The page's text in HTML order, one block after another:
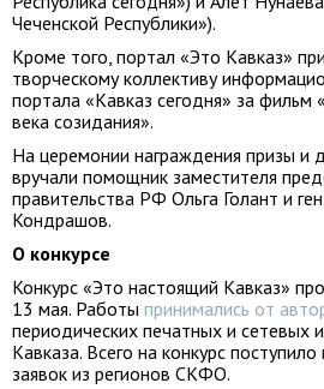
Чеченской Республики»).
Кроме того, портал «Это Кавказ»
творческому коллективу
портала «Кавказ сегодня» за фильм
века созидания».
На церемонии награждения призы и
вручали помощник заместителя
правительства РФ Ольга Голант и
Кондрашов.
О конкурсе
Конкурс «Это настоящий Кавказ»
13 мая. Работы принимались от
периодических печатных и сетевых
Кавказа. Всего на конкурс
заявок из регионов СКФО.